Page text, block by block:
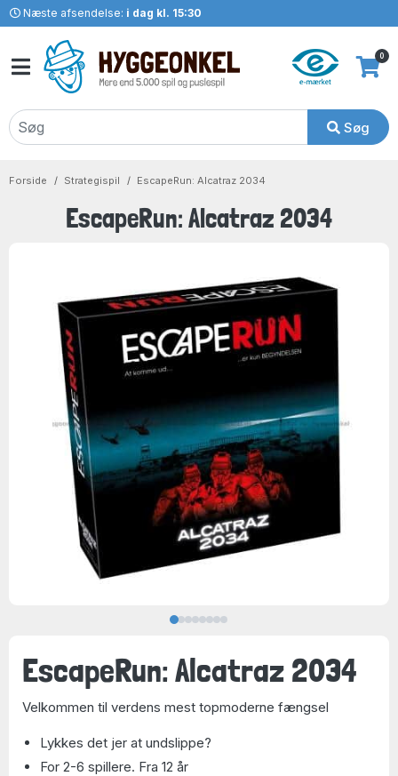
Næste afsendelse: i dag kl. 15:30
Søg
0
Forside Strategispil EscapeRun: Alcatraz 2034
EscapeRun: Alcatraz 2034
EscapeRun: Alcatraz 2034
Velkommen til verdens mest topmoderne fængsel
Lykkes det jer at undslippe?
For 2-6 spillere. Fra 12 år